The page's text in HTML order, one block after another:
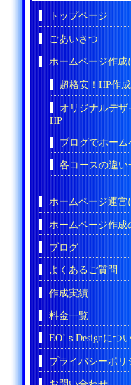
トップページ
ごあいさつ
ホームページ作成
超格安！HP作
オリジナルデザ
HP
ブログでホーム
各コースの違い
ホームページ運営
ホームページ作成
ブログ
よくあるご質問
作成実績
料金一覧
EO’ｓDesignにつ
プライバシーポリ